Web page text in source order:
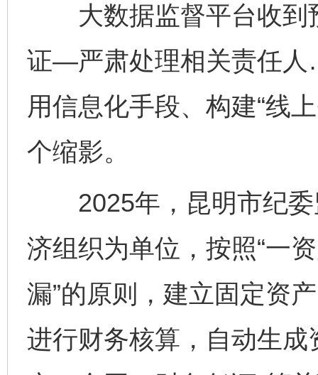
大数据监督平台收到
证—严肃处理相关责任
用信息化手段、构建“线
个缩影。
2025年，昆明市纪委
济组织为单位，按照“一
漏”的原则，建立固定资
进行财务核算，自动生成